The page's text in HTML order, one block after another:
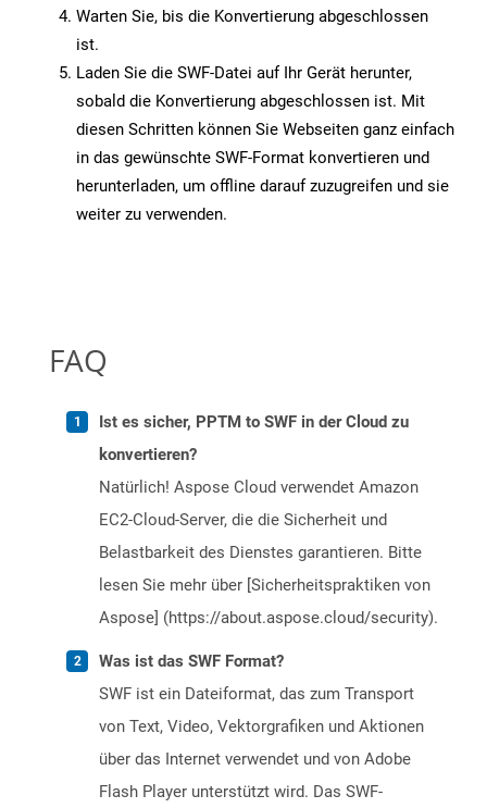
Warten Sie, bis die Konvertierung abgeschlossen
ist.
Laden Sie die SWF-Datei auf Ihr Gerät herunter,
sobald die Konvertierung abgeschlossen ist. Mit
diesen Schritten können Sie Webseiten ganz einfach
in das gewünschte SWF-Format konvertieren und
herunterladen, um offline darauf zuzugreifen und sie
weiter zu verwenden.
FAQ
Ist es sicher, PPTM to SWF in der Cloud zu
konvertieren?
Natürlich! Aspose Cloud verwendet Amazon
EC2-Cloud-Server, die die Sicherheit und
Belastbarkeit des Dienstes garantieren. Bitte
lesen Sie mehr über [Sicherheitspraktiken von
Aspose] (https://about.aspose.cloud/security).
Was ist das SWF Format?
SWF ist ein Dateiformat, das zum Transport
von Text, Video, Vektorgrafiken und Aktionen
über das Internet verwendet und von Adobe
Flash Player unterstützt wird. Das SWF-